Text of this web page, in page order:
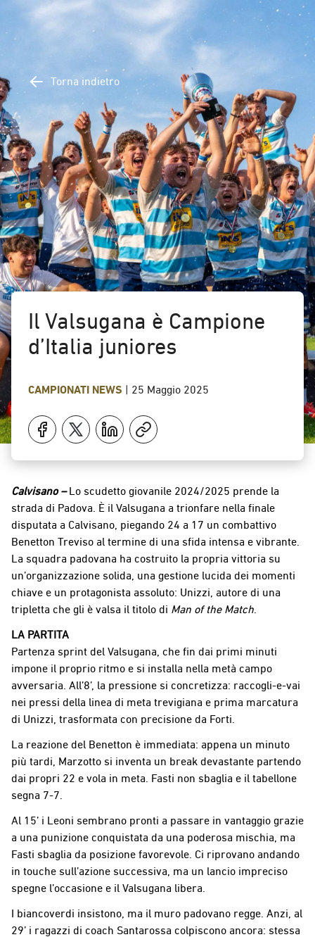
Torna indietro
Il Valsugana è Campione
d’Italia juniores
CAMPIONATI NEWS | 25 Maggio 2025
Calvisano –Lo scudetto giovanile 2024/2025 prende la
strada di Padova. È il Valsugana a trionfare nella finale
disputata a Calvisano, piegando 24 a 17 un combattivo
Benetton Treviso al termine di una sfida intensa e vibrante.
La squadra padovana ha costruito la propria vittoria su
un’organizzazione solida, una gestione lucida dei momenti
chiave e un protagonista assoluto: Unizzi, autore di una
tripletta che gli è valsa il titolo di Man of the Match.
LA PARTITA
Partenza sprint del Valsugana, che fin dai primi minuti
impone il proprio ritmo e si installa nella metà campo
avversaria. All’8’, la pressione si concretizza: raccogli-e-vai
nei pressi della linea di meta trevigiana e prima marcatura
di Unizzi, trasformata con precisione da Forti.
La reazione del Benetton è immediata: appena un minuto
più tardi, Marzotto si inventa un break devastante partendo
dai propri 22 e vola in meta. Fasti non sbaglia e il tabellone
segna 7-7.
Al 15’ i Leoni sembrano pronti a passare in vantaggio grazie
a una punizione conquistata da una poderosa mischia, ma
Fasti sbaglia da posizione favorevole. Ci riprovano andando
in touche sull’azione successiva, ma un lancio impreciso
spegne l’occasione e il Valsugana libera.
I biancoverdi insistono, ma il muro padovano regge. Anzi, al
29’ i ragazzi di coach Santarossa colpiscono ancora: stessa